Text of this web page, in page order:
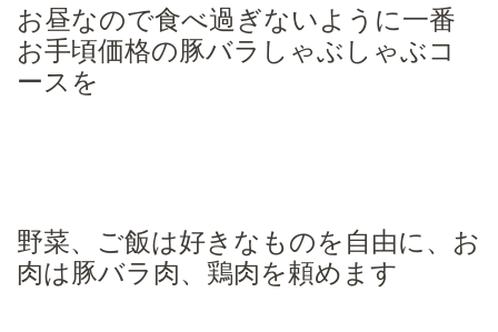
お昼なので食べ過ぎないように一番
お手頃価格の豚バラしゃぶしゃぶコ
ースを
野菜、ご飯は好きなものを自由に、お
肉は豚バラ肉、鶏肉を頼めます